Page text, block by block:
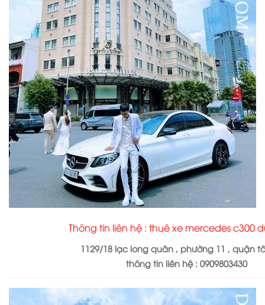
Thông tin liên hệ : thuê xe mercedes c300
1129/18 lạc long quân , phường 11 , quận
thông tin liên hệ : 0909803430